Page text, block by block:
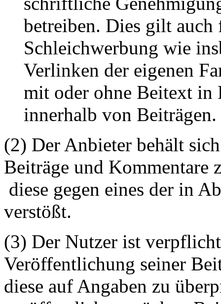
betreiben. Dies gilt auch
Schleichwerbung wie
Verlinken der eigenen
mit oder ohne Beitext in
innerhalb von Beiträgen.
(2) Der Anbieter behält
Beiträge und Kommentare
diese gegen eines der in
verstößt.
(3) Der Nutzer ist
Veröffentlichung seiner
diese auf Angaben zu